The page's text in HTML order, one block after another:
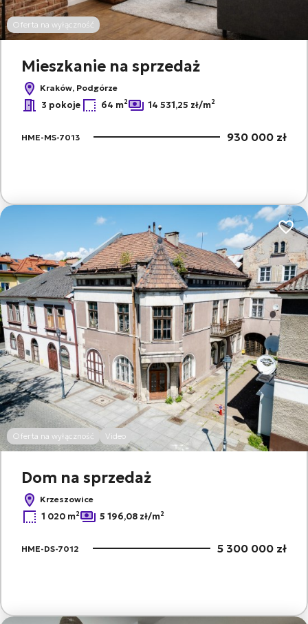
Oferta na wyłączność
Mieszkanie na sprzedaż
Kraków, Podgórze
3 pokoje 64 m2 14 531,25 zł/m2
HME-MS-7013 930 000 zł
Oferta na wyłączność Video
Dom na sprzedaż
Krzeszowice
1 020 m2 5 196,08 zł/m2
HME-DS-7012 5 300 000 zł